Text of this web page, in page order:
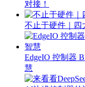
对接！
不止于硬件｜四
EdgeIO 控制器
慧